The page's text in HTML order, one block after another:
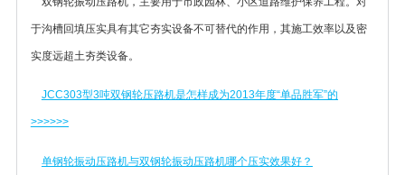
于沟槽回填压实具有其它夯实设备不可替代的作用，其施工效率以及密
实度远超土夯类设备。
JCC303型3吨双钢轮压路机是怎样成为2013年度“单品胜军”的
>>>>>>
单钢轮振动压路机与双钢轮振动压路机哪个压实效果好？